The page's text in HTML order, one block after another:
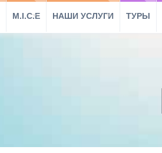
M.I.C.E НАШИ УСЛУГИ ТУРЫ